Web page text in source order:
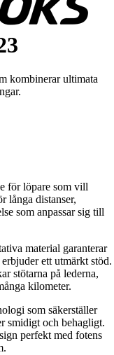
kombinerar ultimata
för löpare som vill
långa distanser,
som anpassar sig till
material garanterar
ett utmärkt stöd.
stötarna på lederna,
kilometer.
som säkerställer
smidigt och behagligt.
perfekt med fotens